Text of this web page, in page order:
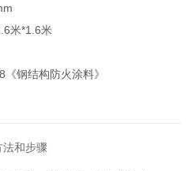
米*1.6米
钢结构防火涂料》
和步骤